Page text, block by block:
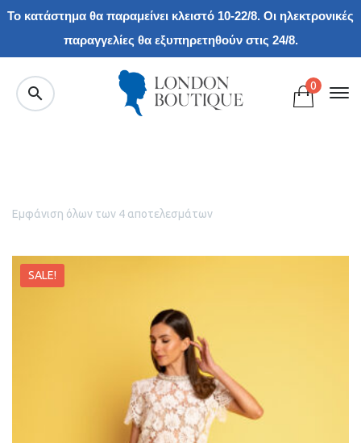
Το κατάστημα θα παραμείνει κλειστό 10-22/8. Οι ηλεκτρονικές
παραγγελίες θα εξυπηρετηθούν στις 24/8.
0
Εμφάνιση όλων των 4 αποτελεσμάτων
SALE!